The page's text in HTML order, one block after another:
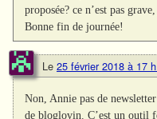
proposée? ce n’est pas
Bonne fin de journée!
Le 25 février 2018 à 17
Non, Annie pas de
de bloglovin. C’est un outil